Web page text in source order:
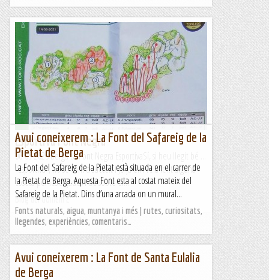
Esportiva Font Negra
06-09-2023 Berga La Font Negra EsportivaSí, si heu llegit bé ...
"Esportiva", no sé com a succeït i Jo ja em veia fent alguna
coseta per les alçades i de sobte el...
Blog del Guillem 2
Avui coneixerem : La Font del Safareig de la
Pietat de Berga
La Font del Safareig de la Pietat està situada en el carrer de
la Pietat de Berga. Aquesta Font esta al costat mateix del
Safareig de la Pietat. Dins d’una arcada on un mural...
Fonts naturals, aigua, muntanya i més | rutes, curiositats,
llegendes, experiències, comentaris…
Avui coneixerem : La Font de Santa Eulalia
de Berga